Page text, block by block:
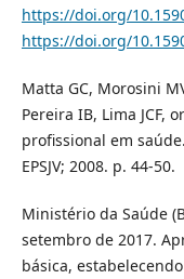
https://doi.org/
https://doi.org/
Matta GC, Morosini
Pereira IB, Lima JCF,
profissional em
EPSJV; 2008. p. 44-50.
Ministério da Saúde
setembro de 2017.
básica,